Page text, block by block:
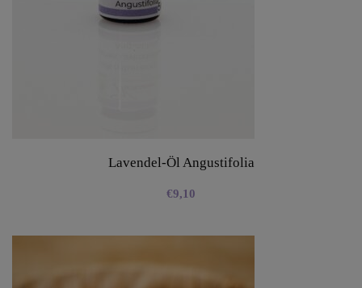
Lavendel-Öl Angustifolia
€9,10